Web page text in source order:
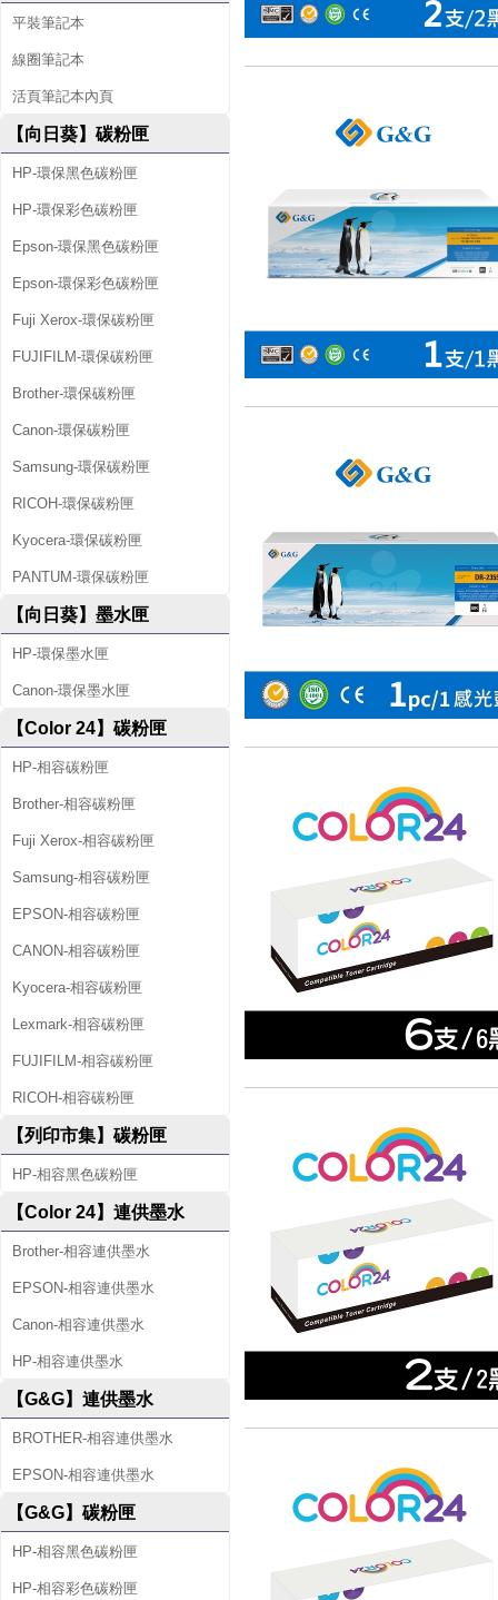
平裝筆記本
線圈筆記本
活頁筆記本內頁
【向日葵】碳粉匣
HP-環保黑色碳粉匣
HP-環保彩色碳粉匣
Epson-環保黑色碳粉匣
Epson-環保彩色碳粉匣
Fuji Xerox-環保碳粉匣
FUJIFILM-環保碳粉匣
Brother-環保碳粉匣
Canon-環保碳粉匣
Samsung-環保碳粉匣
RICOH-環保碳粉匣
Kyocera-環保碳粉匣
PANTUM-環保碳粉匣
【向日葵】墨水匣
HP-環保墨水匣
Canon-環保墨水匣
【Color 24】碳粉匣
HP-相容碳粉匣
Brother-相容碳粉匣
Fuji Xerox-相容碳粉匣
Samsung-相容碳粉匣
EPSON-相容碳粉匣
CANON-相容碳粉匣
Kyocera-相容碳粉匣
Lexmark-相容碳粉匣
FUJIFILM-相容碳粉匣
RICOH-相容碳粉匣
【列印市集】碳粉匣
HP-相容黑色碳粉匣
【Color 24】連供墨水
Brother-相容連供墨水
EPSON-相容連供墨水
Canon-相容連供墨水
HP-相容連供墨水
【G&G】連供墨水
BROTHER-相容連供墨水
EPSON-相容連供墨水
【G&G】碳粉匣
HP-相容黑色碳粉匣
HP-相容彩色碳粉匣